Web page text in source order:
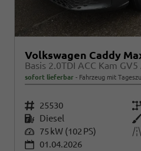
Volkswagen Caddy
Basis 2.0TDI ACC Kam
sofort lieferbar Fahrzeug mit
Fahrzeugnr. 25530
Kraftstoff Diesel
Leistung 75 kW (102 PS) Kilometerstand
01.04.2026